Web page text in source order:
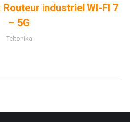
Routeur industriel WI-FI 7
– 5G
Teltonika